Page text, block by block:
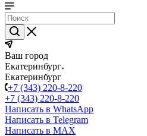
Ваш город
Екатеринбург
Екатеринбург
+7 (343) 220-8-220
+7 (343) 220-8-220
Написать в WhatsApp
Написать в Telegram
Написать в MAX